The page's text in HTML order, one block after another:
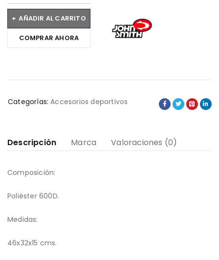
AÑADIR AL CARRITO
COMPRAR AHORA
Categorías: Accesorios deportivos
Descripción Marca Valoraciones (0)
Composición:
Poliéster 600D.
Medidas:
46x32x15 cms.